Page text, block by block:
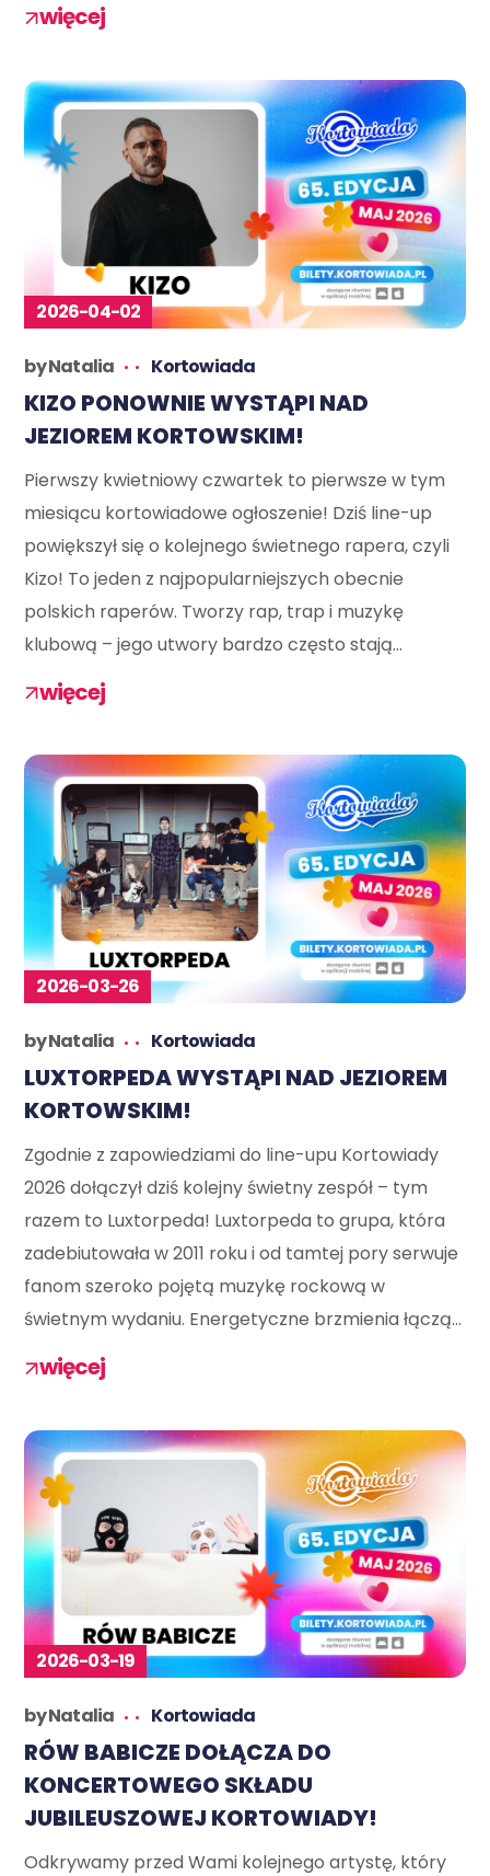
więcej
2026-04-02
byNatalia Kortowiada
KIZO PONOWNIE WYSTĄPI NAD
JEZIOREM KORTOWSKIM!
Pierwszy kwietniowy czwartek to pierwsze w tym
miesiącu kortowiadowe ogłoszenie! Dziś line-up
powiększył się o kolejnego świetnego rapera, czyli
Kizo! To jeden z najpopularniejszych obecnie
polskich raperów. Tworzy rap, trap i muzykę
klubową – jego utwory bardzo często stają...
więcej
2026-03-26
byNatalia Kortowiada
LUXTORPEDA WYSTĄPI NAD JEZIOREM
KORTOWSKIM!
Zgodnie z zapowiedziami do line-upu Kortowiady
2026 dołączył dziś kolejny świetny zespół – tym
razem to Luxtorpeda! Luxtorpeda to grupa, która
zadebiutowała w 2011 roku i od tamtej pory serwuje
fanom szeroko pojętą muzykę rockową w
świetnym wydaniu. Energetyczne brzmienia łączą...
więcej
2026-03-19
byNatalia Kortowiada
RÓW BABICZE DOŁĄCZA DO
KONCERTOWEGO SKŁADU
JUBILEUSZOWEJ KORTOWIADY!
Odkrywamy przed Wami kolejnego artystę, który